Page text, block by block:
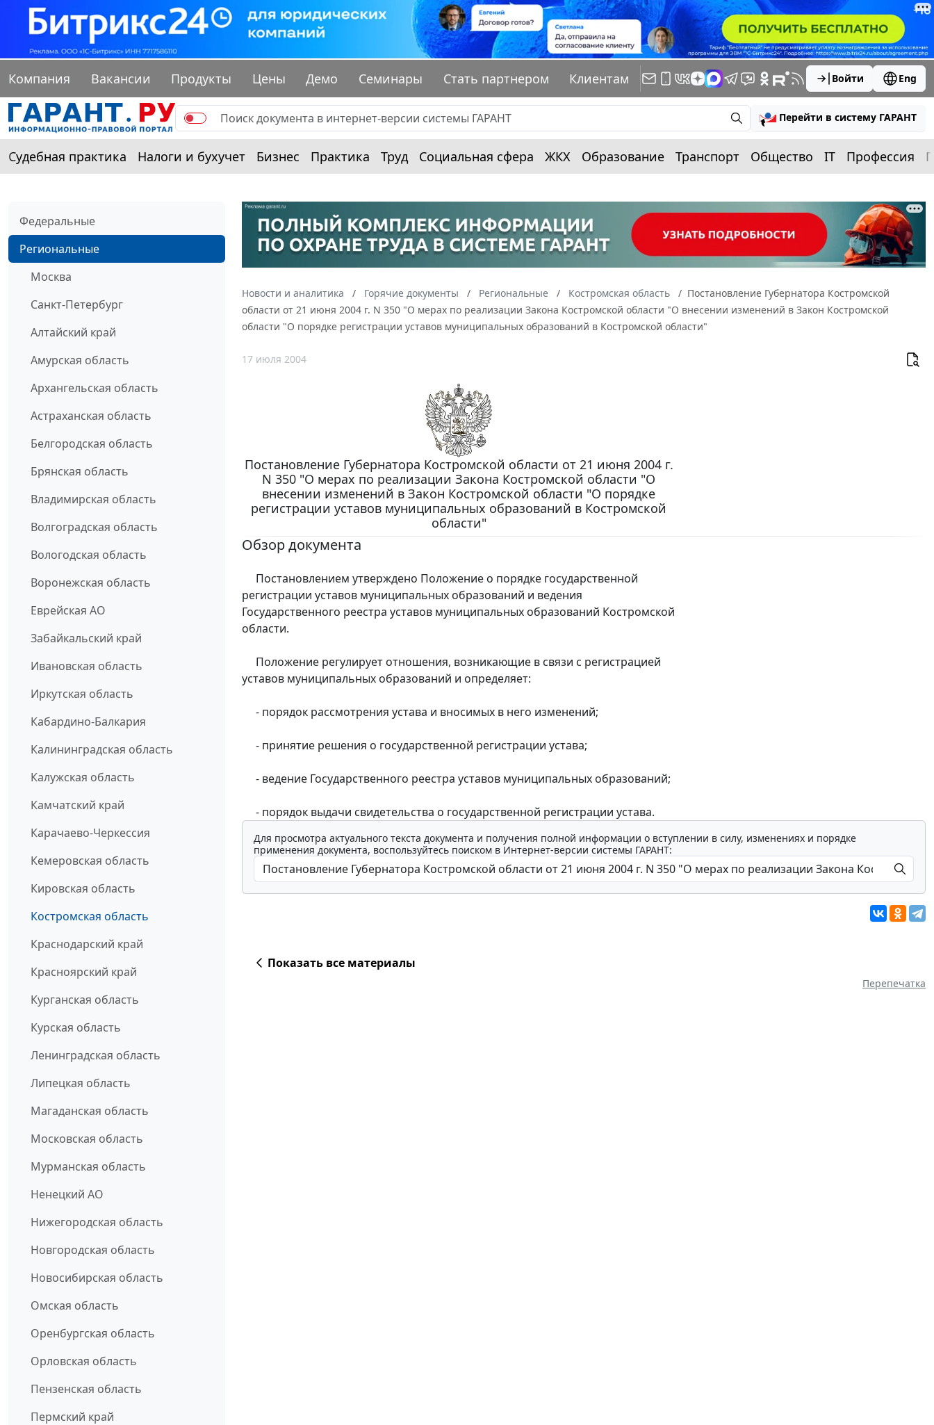
Компания Вакансии Продукты Цены Демо Семинары Стать партнером Клиентам Войти Eng
Перейти в систему ГАРАНТ
Судебная практика Налоги и бухучет Бизнес Практика Труд Социальная сфера ЖКХ Образование Транспорт Общество IT Профессия
Федеральные
Региональные
Москва
Санкт-Петербург
Алтайский край
Амурская область
Архангельская область
Астраханская область
Белгородская область
Брянская область
Владимирская область
Волгоградская область
Вологодская область
Воронежская область
Еврейская АО
Забайкальский край
Ивановская область
Иркутская область
Кабардино-Балкария
Калининградская область
Калужская область
Камчатский край
Карачаево-Черкессия
Кемеровская область
Кировская область
Костромская область
Краснодарский край
Красноярский край
Курганская область
Курская область
Ленинградская область
Липецкая область
Магаданская область
Московская область
Мурманская область
Ненецкий АО
Нижегородская область
Новгородская область
Новосибирская область
Омская область
Оренбургская область
Орловская область
Пензенская область
Пермский край
Новости и аналитика Горячие документы Региональные Костромская область
Постановление Губернатора Костромской
области от 21 июня 2004 г. N 350 "О мерах по реализации Закона Костромской области "О внесении изменений в Закон Костромской
области "О порядке регистрации уставов муниципальных образований в Костромской области"
17 июля 2004
Постановление Губернатора Костромской области от 21 июня 2004 г.
N 350 "О мерах по реализации Закона Костромской области "О
внесении изменений в Закон Костромской области "О порядке
регистрации уставов муниципальных образований в Костромской
области"
Обзор документа
Постановлением утверждено Положение о порядке государственной
регистрации уставов муниципальных образований и ведения
Государственного реестра уставов муниципальных образований Костромской
области.
Положение регулирует отношения, возникающие в связи с регистрацией
уставов муниципальных образований и определяет:
- порядок рассмотрения устава и вносимых в него изменений;
- принятие решения о государственной регистрации устава;
- ведение Государственного реестра уставов муниципальных образований;
- порядок выдачи свидетельства о государственной регистрации устава.
Для просмотра актуального текста документа и получения полной информации о вступлении в силу, изменениях и порядке
применения документа, воспользуйтесь поиском в Интернет-версии системы ГАРАНТ:
Показать все материалы
Перепечатка